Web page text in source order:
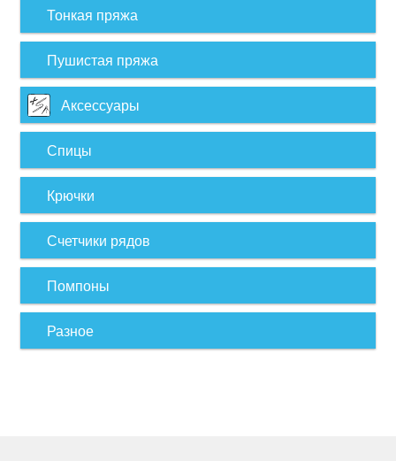
Тонкая пряжа
Пушистая пряжа
Аксессуары
Спицы
Крючки
Счетчики рядов
Помпоны
Разное